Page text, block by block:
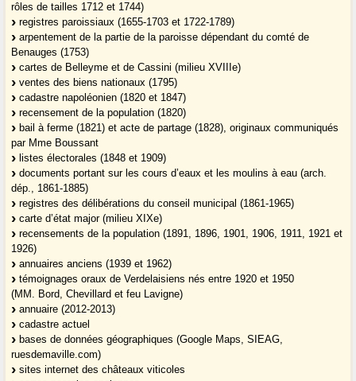
rôles de tailles 1712 et 1744)
registres paroissiaux (1655-1703 et 1722-1789)
arpentement de la partie de la paroisse dépendant du comté de
Benauges (1753)
cartes de Belleyme et de Cassini (milieu XVIIIe)
ventes des biens nationaux (1795)
cadastre napoléonien (1820 et 1847)
recensement de la population (1820)
bail à ferme (1821) et acte de partage (1828), originaux communiqués
par Mme Boussant
listes électorales (1848 et 1909)
documents portant sur les cours d’eaux et les moulins à eau (arch.
dép., 1861-1885)
registres des délibérations du conseil municipal (1861-1965)
carte d’état major (milieu XIXe)
recensements de la population (1891, 1896, 1901, 1906, 1911, 1921 et
1926)
annuaires anciens (1939 et 1962)
témoignages oraux de Verdelaisiens nés entre 1920 et 1950
(MM. Bord, Chevillard et feu Lavigne)
annuaire (2012-2013)
cadastre actuel
bases de données géographiques (Google Maps, SIEAG,
ruesdemaville.com)
sites internet des châteaux viticoles